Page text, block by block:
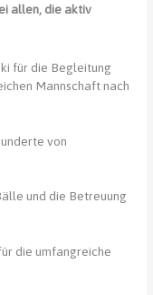
allen, die aktiv
für die Begleitung
Mannschaft nach
von
und die Betreuung
die umfangreiche